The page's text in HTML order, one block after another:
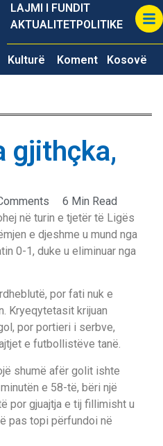
LAJMI I FUNDIT
AKTUALITETPOLITIKE
Kulturë Koment Kosovë
gjithçka,
6 Min Read
në turin e tjetër të Ligës
e djeshme u mund nga
0-1, duke u eliminuar nga
por fati nuk e
Kryeqytetasit krijuan
por portieri i serbve,
e futbollistëve tanë.
shumë afër golit ishte
e 58-të, bëri një
por gjuajtja e tij fillimisht u
pas topi përfundoi në